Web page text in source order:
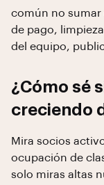
común no
de pago,
del equipo,
¿Cómo sé
creciendo
Mira socios
ocupación de
solo miras altas